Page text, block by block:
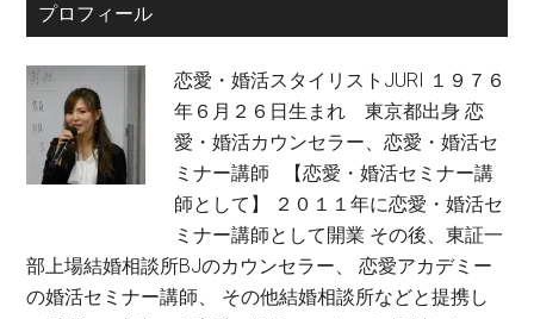
プロフィール
恋愛・婚活スタイリストJURI １９７６
年６月２６日生まれ 東京都出身 恋
愛・婚活カウンセラー、恋愛・婚活セ
ミナー講師 【恋愛・婚活セミナー講
師として】 ２０１１年に恋愛・婚活セ
ミナー講師として開業 その後、東証一
部上場結婚相談所BJのカウンセラー、 恋愛アカデミー
の婚活セミナー講師、 その他結婚相談所などと提携し